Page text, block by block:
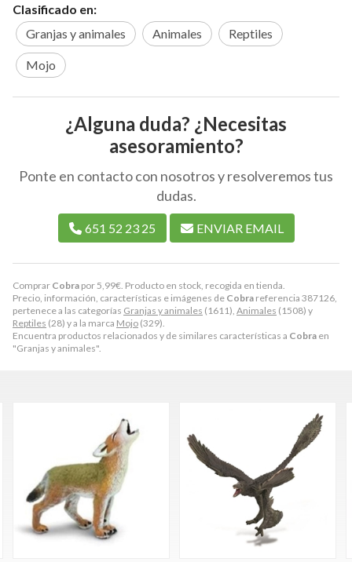
Comprar Cobra por 5,99€ . Producto en stock, recogida en tienda.
Precio, información, características e imágenes de Cobra referencia 387126,
pertenece a las categorías Granjas y animales (1611), Animales (1508) y
Reptiles (28) y a la marca Mojo (329).
Encuentra productos relacionados y de similares características a Cobra en
"Granjas y animales".
Clasificado en:
Granjas y animales
Animales Reptiles
Mojo
¿Alguna duda? ¿Necesitas
asesoramiento?
Ponte en contacto con nosotros y resolveremos tus
dudas.
651 52 23 25 ENVIAR EMAIL